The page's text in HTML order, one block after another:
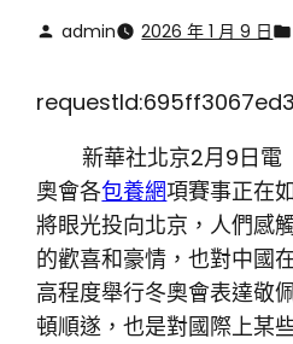
admin 2026 年 1 月 9 日
新華社北京2月9日電
奧會各包養網項賽事正在
將眼光投向北京，人們感
的歡喜和豪情，也對中國
高程度舉行冬奧會表達敬
頓順遂，也是對國際上某